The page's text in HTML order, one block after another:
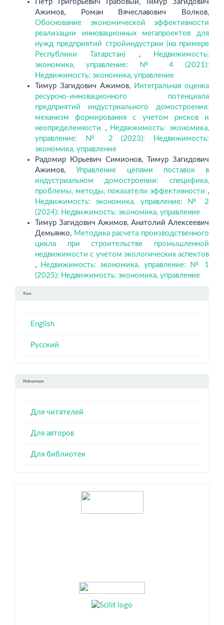
Петр Григорьевич Грабовый, Тимур Загидович
Ажимов, Роман Вячеславович Волков,
Обоснование экономической эффективности
реализации инновационных мегапроектов для
нужд предприятий стройиндустрии (на примере
Республики Татарстан) ,
Недвижимость:
экономика, управление: № 4 (2021):
Недвижимость: экономика, управление
Тимур Загидович Ажимов, Интегральная оценка
ресурсно-инновационного потенциала
предприятий индустриального домостроения:
механизм формирования с учетом рисков и
неопределенности , Недвижимость: экономика,
управление: № 2 (2023): Недвижимость:
экономика, управление
Радомир Юрьевич Симионов, Тимур Загидович
Ажимов,Управление цепями поставок в
индустриальном домостроении: специфика,
проблемы, методы, показатели эффективности ,
Недвижимость: экономика, управление: № 2
(2024): Недвижимость: экономика, управление
Тимур Загидович Ажимов, Анатолий Алексеевич
Демьянко, Методика расчета производственного
цикла при строительстве промышленной
недвижимости с учетом экологических аспектов
,
Недвижимость: экономика, управление: № 1
(2025): Недвижимость: экономика, управление
Язык
English
Русский
Информация
Для читателей
Для авторов
Для библиотек